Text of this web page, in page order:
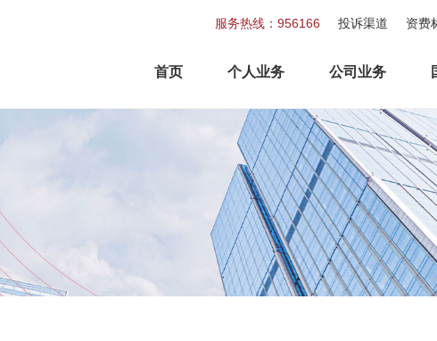
服务热线：956166 投诉渠道 资费
首页 个人业务 公司业务